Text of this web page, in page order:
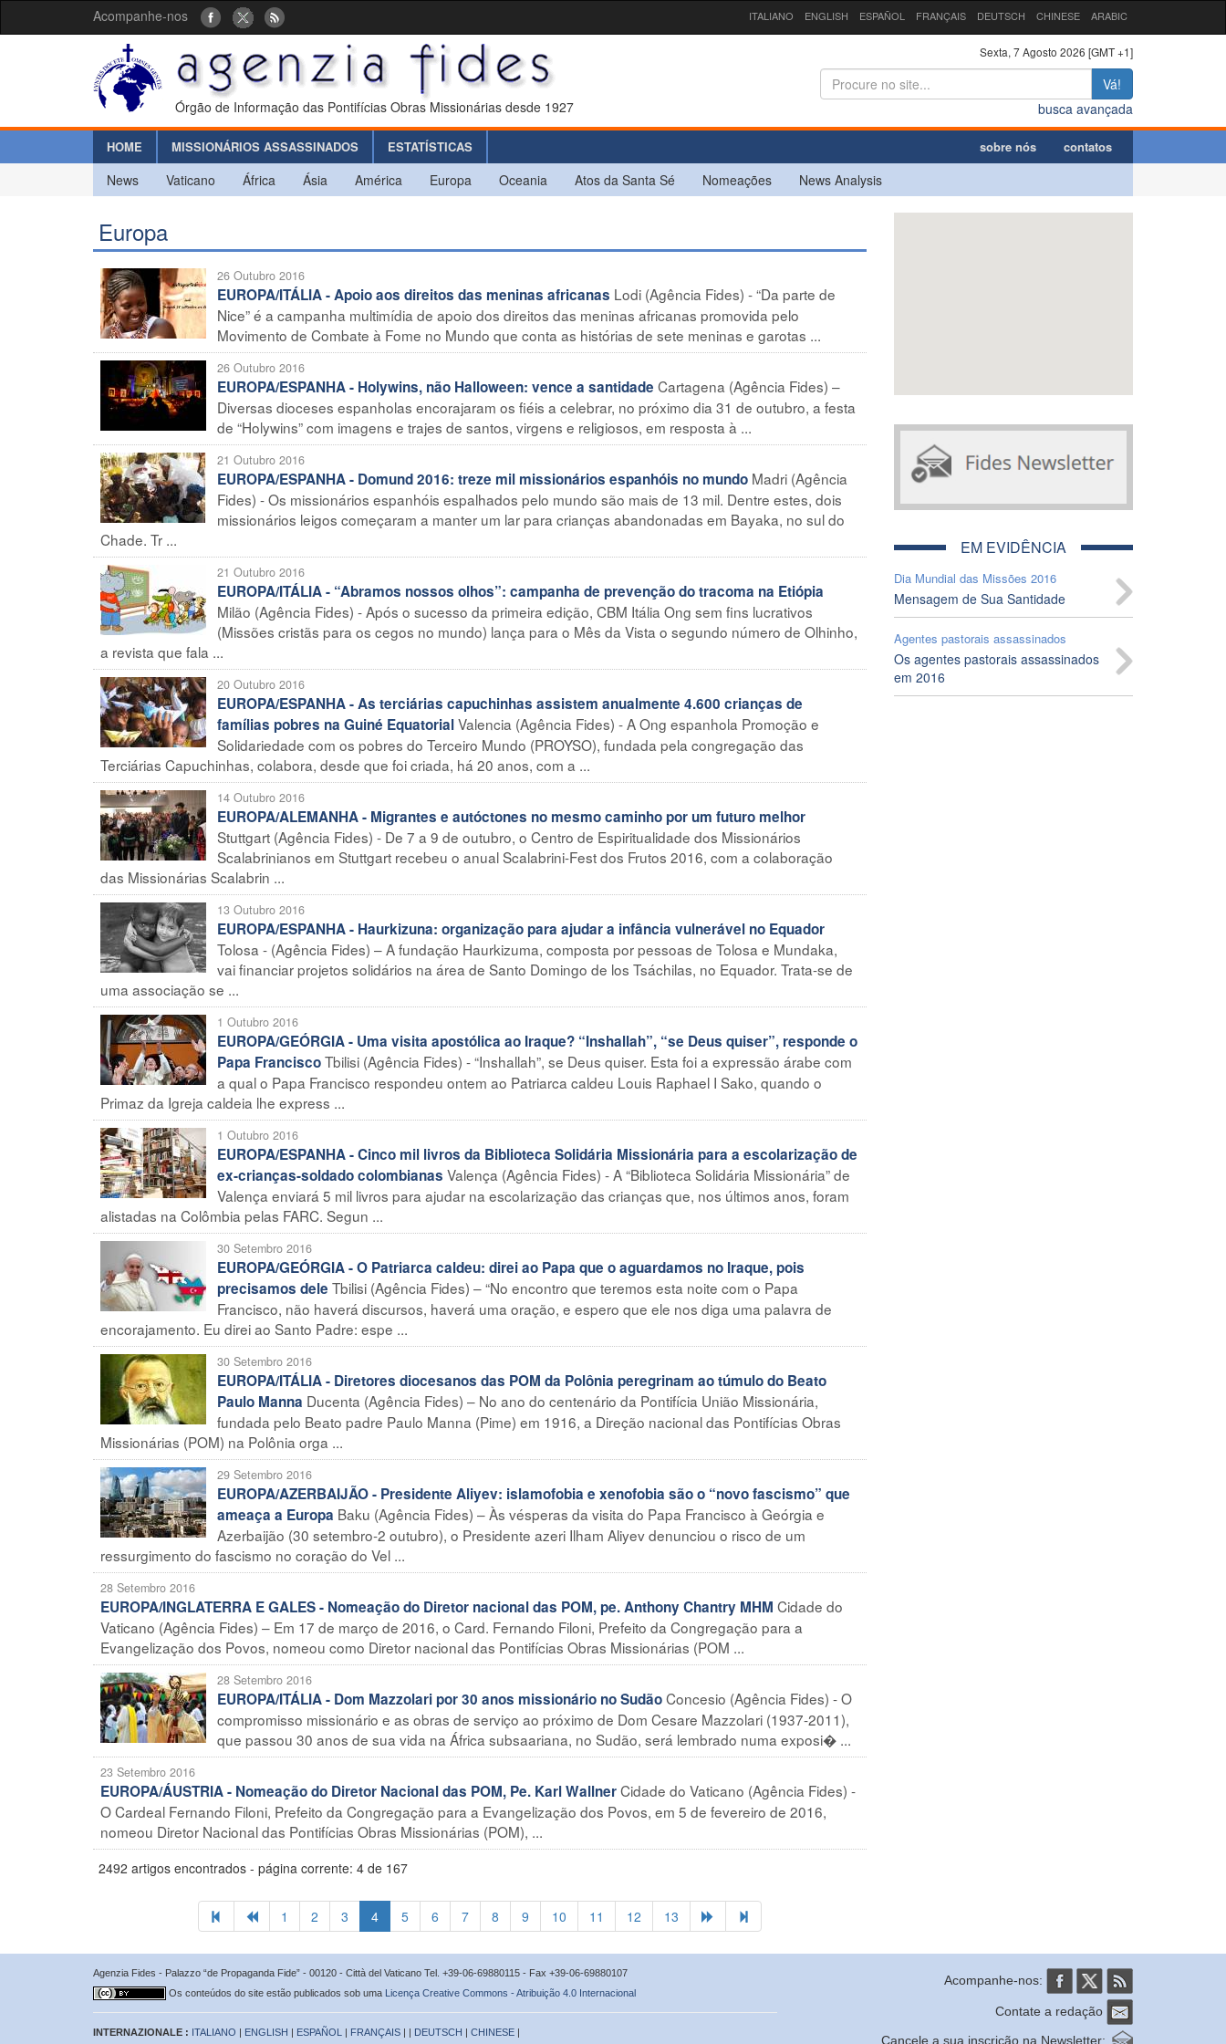
Acompanhe-nos ITALIANO ENGLISH ESPAÑOL FRANÇAIS DEUTSCH CHINESE ARABIC
Órgão de Informação das Pontifícias Obras Missionárias desde 1927
Sexta, 7 Agosto 2026 [GMT +1]
Vá!
busca avançada
HOME MISSIONÁRIOS ASSASSINADOS ESTATÍSTICAS sobre nós contatos
News Vaticano África Ásia América Europa Oceania Atos da Santa Sé Nomeações News Analysis
Europa
26 Outubro 2016
EUROPA/ITÁLIA - Apoio aos direitos das meninas africanas Lodi (Agência Fides) - “Da parte de
Nice” é a campanha multimídia de apoio dos direitos das meninas africanas promovida pelo
Movimento de Combate à Fome no Mundo que conta as histórias de sete meninas e garotas ...
26 Outubro 2016
EUROPA/ESPANHA - Holywins, não Halloween: vence a santidade Cartagena (Agência Fides) –
Diversas dioceses espanholas encorajaram os fiéis a celebrar, no próximo dia 31 de outubro, a festa
de “Holywins” com imagens e trajes de santos, virgens e religiosos, em resposta à ...
21 Outubro 2016
EUROPA/ESPANHA - Domund 2016: treze mil missionários espanhóis no mundo Madri (Agência
Fides) - Os missionários espanhóis espalhados pelo mundo são mais de 13 mil. Dentre estes, dois
missionários leigos começaram a manter um lar para crianças abandonadas em Bayaka, no sul do
Chade. Tr ...
21 Outubro 2016
EUROPA/ITÁLIA - “Abramos nossos olhos”: campanha de prevenção do tracoma na Etiópia
Milão (Agência Fides) - Após o sucesso da primeira edição, CBM Itália Ong sem fins lucrativos
(Missões cristãs para os cegos no mundo) lança para o Mês da Vista o segundo número de Olhinho,
a revista que fala ...
20 Outubro 2016
EUROPA/ESPANHA - As terciárias capuchinhas assistem anualmente 4.600 crianças de
famílias pobres na Guiné EquatorialValencia (Agência Fides) - A Ong espanhola Promoção e
Solidariedade com os pobres do Terceiro Mundo (PROYSO), fundada pela congregação das
Terciárias Capuchinhas, colabora, desde que foi criada, há 20 anos, com a ...
14 Outubro 2016
EUROPA/ALEMANHA - Migrantes e autóctones no mesmo caminho por um futuro melhor
Stuttgart (Agência Fides) - De 7 a 9 de outubro, o Centro de Espiritualidade dos Missionários
Scalabrinianos em Stuttgart recebeu o anual Scalabrini-Fest dos Frutos 2016, com a colaboração
das Missionárias Scalabrin ...
13 Outubro 2016
EUROPA/ESPANHA - Haurkizuna: organização para ajudar a infância vulnerável no Equador
Tolosa - (Agência Fides) – A fundação Haurkizuma, composta por pessoas de Tolosa e Mundaka,
vai financiar projetos solidários na área de Santo Domingo de los Tsáchilas, no Equador. Trata-se de
uma associação se ...
1 Outubro 2016
EUROPA/GEÓRGIA - Uma visita apostólica ao Iraque? “Inshallah”, “se Deus quiser”, responde o
Papa FranciscoTbilisi (Agência Fides) - “Inshallah”, se Deus quiser. Esta foi a expressão árabe com
a qual o Papa Francisco respondeu ontem ao Patriarca caldeu Louis Raphael I Sako, quando o
Primaz da Igreja caldeia lhe express ...
1 Outubro 2016
EUROPA/ESPANHA - Cinco mil livros da Biblioteca Solidária Missionária para a escolarização de
ex-crianças-soldado colombianas Valença (Agência Fides) - A “Biblioteca Solidária Missionária” de
Valença enviará 5 mil livros para ajudar na escolarização das crianças que, nos últimos anos, foram
alistadas na Colômbia pelas FARC. Segun ...
30 Setembro 2016
EUROPA/GEÓRGIA - O Patriarca caldeu: direi ao Papa que o aguardamos no Iraque, pois
precisamos dele Tbilisi (Agência Fides) – “No encontro que teremos esta noite com o Papa
Francisco, não haverá discursos, haverá uma oração, e espero que ele nos diga uma palavra de
encorajamento. Eu direi ao Santo Padre: espe ...
30 Setembro 2016
EUROPA/ITÁLIA - Diretores diocesanos das POM da Polônia peregrinam ao túmulo do Beato
Paulo Manna Ducenta (Agência Fides) – No ano do centenário da Pontifícia União Missionária,
fundada pelo Beato padre Paulo Manna (Pime) em 1916, a Direção nacional das Pontifícias Obras
Missionárias (POM) na Polônia orga ...
29 Setembro 2016
EUROPA/AZERBAIJÃO - Presidente Aliyev: islamofobia e xenofobia são o “novo fascismo” que
ameaça a Europa Baku (Agência Fides) – Às vésperas da visita do Papa Francisco à Geórgia e
Azerbaijão (30 setembro-2 outubro), o Presidente azeri Ilham Aliyev denunciou o risco de um
ressurgimento do fascismo no coração do Vel ...
28 Setembro 2016
EUROPA/INGLATERRA E GALES - Nomeação do Diretor nacional das POM, pe. Anthony Chantry MHM Cidade do
Vaticano (Agência Fides) – Em 17 de março de 2016, o Card. Fernando Filoni, Prefeito da Congregação para a
Evangelização dos Povos, nomeou como Diretor nacional das Pontifícias Obras Missionárias (POM ...
28 Setembro 2016
EUROPA/ITÁLIA - Dom Mazzolari por 30 anos missionário no SudãoConcesio (Agência Fides) - O
compromisso missionário e as obras de serviço ao próximo de Dom Cesare Mazzolari (1937-2011),
que passou 30 anos de sua vida na África subsaariana, no Sudão, será lembrado numa exposi� ...
23 Setembro 2016
EUROPA/ÁUSTRIA - Nomeação do Diretor Nacional das POM, Pe. Karl WallnerCidade do Vaticano (Agência Fides) -
O Cardeal Fernando Filoni, Prefeito da Congregação para a Evangelização dos Povos, em 5 de fevereiro de 2016,
nomeou Diretor Nacional das Pontifícias Obras Missionárias (POM), ...
2492 artigos encontrados - página corrente: 4 de 167
1 2 3 4 5 6 7 8 9 10 11 12 13
EM EVIDÊNCIA
Dia Mundial das Missões 2016
Mensagem de Sua Santidade
Agentes pastorais assassinados
Os agentes pastorais assassinados
em 2016
Agenzia Fides - Palazzo “de Propaganda Fide” - 00120 - Città del Vaticano Tel. +39-06-69880115 - Fax +39-06-69880107
Os conteúdos do site estão publicados sob uma Licença Creative Commons - Atribuição 4.0 Internacional
INTERNAZIONALE : ITALIANO | ENGLISH | ESPAÑOL | FRANÇAIS | | DEUTSCH | CHINESE |
Acompanhe-nos:
Contate a redação
Cancele a sua inscrição na Newsletter: